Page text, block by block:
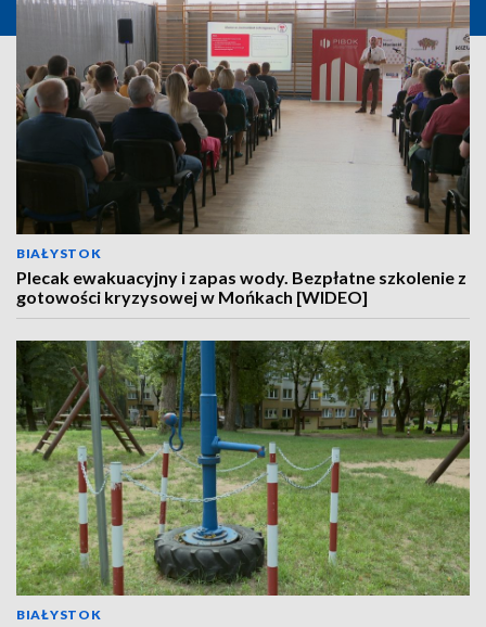
BIAŁYSTOK
Plecak ewakuacyjny i zapas wody. Bezpłatne szkolenie z
gotowości kryzysowej w Mońkach [WIDEO]
BIAŁYSTOK